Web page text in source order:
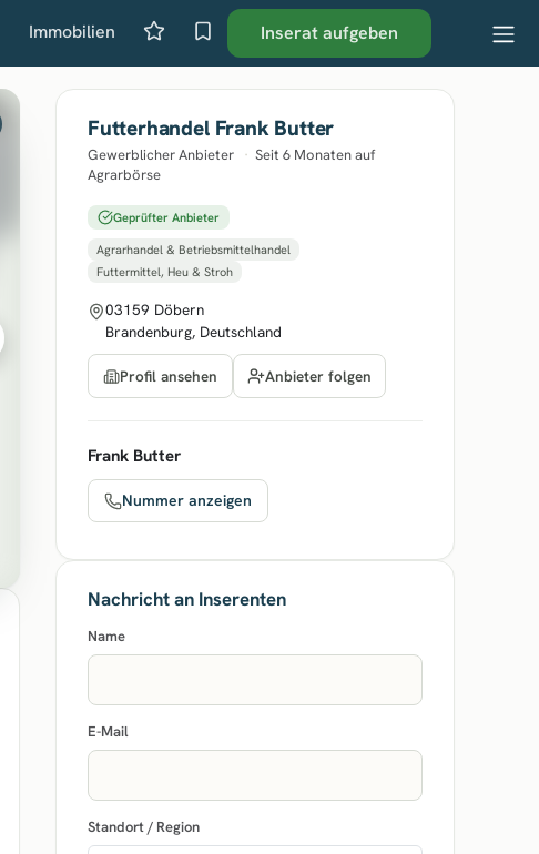
Immobilien Inserat aufgeben
Futterhandel Frank Butter
Gewerblicher Anbieter · Seit 6 Monaten auf
Agrarbörse
Geprüfter Anbieter
Agrarhandel & Betriebsmittelhandel
Futtermittel, Heu & Stroh
03159 Döbern
Brandenburg, Deutschland
Profil ansehen Anbieter folgen
Frank Butter
Nummer anzeigen
Nachricht an Inserenten
Name
E-Mail
Standort / Region